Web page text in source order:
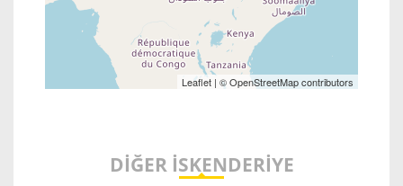
Leaflet | ©OpenStreetMapcontributors
DIĞER İSKENDERIYE